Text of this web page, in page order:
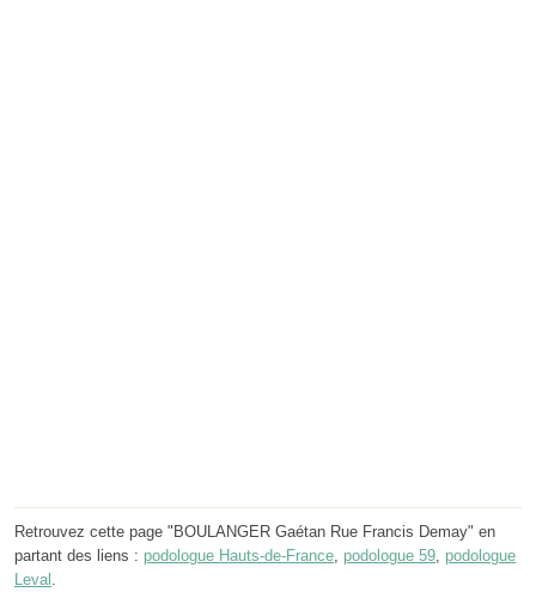
Retrouvez cette page "BOULANGER Gaétan Rue Francis Demay" en
partant des liens : podologue Hauts-de-France, podologue 59, podologue
Leval .